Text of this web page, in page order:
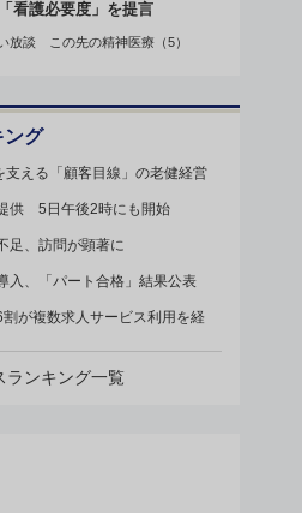
看護必要度」を提言
放談 この先の精神医療（5）
ング
える「顧客目線」の老健経営
供 5日午後2時にも開始
足、訪問が顕著に
入、「パート合格」結果公表
が複数求人サービス利用を経
ランキング一覧